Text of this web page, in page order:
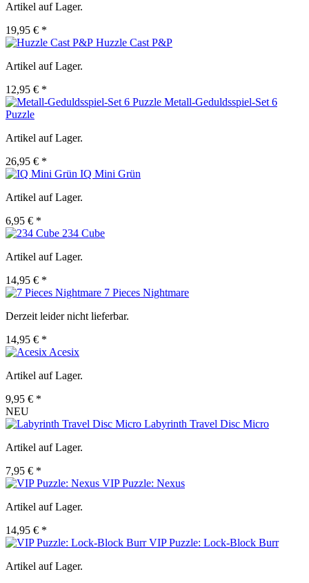
Artikel auf Lager.
19,95 € *
Huzzle Cast P&P
Artikel auf Lager.
12,95 € *
Metall-Geduldsspiel-Set 6
Puzzle
Artikel auf Lager.
26,95 € *
IQ Mini Grün
Artikel auf Lager.
6,95 € *
234 Cube
Artikel auf Lager.
14,95 € *
7 Pieces Nightmare
Derzeit leider nicht lieferbar.
14,95 € *
Acesix
Artikel auf Lager.
9,95 € *
NEU
Labyrinth Travel Disc Micro
Artikel auf Lager.
7,95 € *
VIP Puzzle: Nexus
Artikel auf Lager.
14,95 € *
VIP Puzzle: Lock-Block Burr
Artikel auf Lager.